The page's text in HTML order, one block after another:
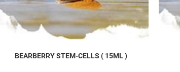
BEARBERRY STEM-CELLS ( 15ML )